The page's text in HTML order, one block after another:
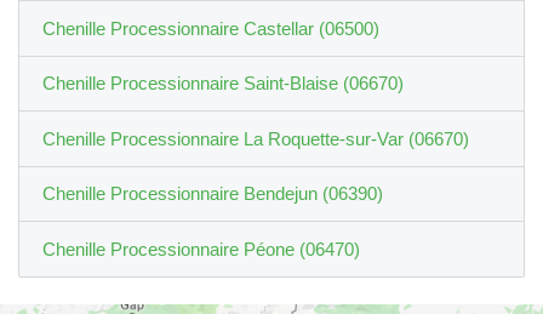
Chenille Processionnaire Castellar (06500)
Chenille Processionnaire Saint-Blaise (06670)
Chenille Processionnaire La Roquette-sur-Var (06670)
Chenille Processionnaire Bendejun (06390)
Chenille Processionnaire Péone (06470)